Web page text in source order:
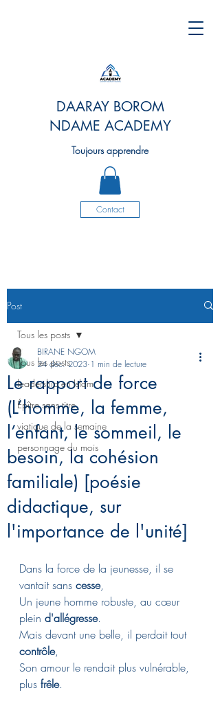
DAARAY BOROM
NDAME ACADEMY
Toujours apprendre
Contact
Post
Tous les posts
leadership en Islam
Épître sans titre
viatique de la semaine
personnage du mois
Tous les posts
Le rapport de force
(L’homme, la femme,
l’enfant, le sommeil, le
besoin, la cohésion
familiale) [poésie
didactique, sur
l'importance de l'unité]
BIRANE NGOM
24 déc. 2023 1 min de lecture
Dans la force de la jeunesse, il se
vantait sans cesse,
Un jeune homme robuste, au cœur
plein d'allégresse.
Mais devant une belle, il perdait tout
contrôle,
Son amour le rendait plus vulnérable,
plus frêle.